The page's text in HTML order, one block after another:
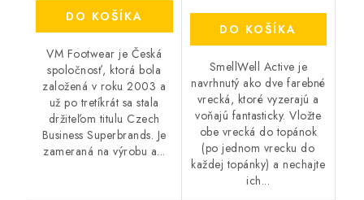
DO KOŠÍKA
VM Footwear je Česká
spoločnosť, ktorá bola
založená v roku 2003 a
už po tretíkrát sa stala
držiteľom titulu Czech
Business Superbrands. Je
zameraná na výrobu a...
DO KOŠÍKA
SmellWell Active je
navrhnutý ako dve farebné
vrecká, ktoré vyzerajú a
voňajú fantasticky. Vložte
obe vrecká do topánok
(po jednom vrecku do
každej topánky) a nechajte
ich...